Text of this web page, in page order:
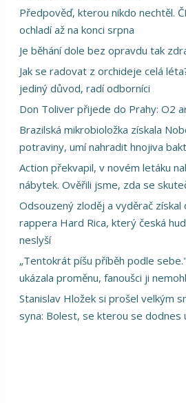
Předpověď, kterou nikdo nechtěl.
ochladí až na konci srpna
Je běhání dole bez opravdu tak
Jak se radovat z orchideje celá
jediný důvod, radí odborníci
Don Toliver přijede do Prahy: O2
Brazilská mikrobioložka získala
potraviny, umí nahradit hnojiva
Action překvapil, v novém letáku
nábytek. Ověřili jsme, zda se
Odsouzený zloděj a vyděrač získal
rappera Hard Rica, který česká
neslyší
„Tentokrát píšu příběh podle
ukázala proměnu, fanoušci ji
Stanislav Hložek si prošel velkým
syna: Bolest, se kterou se dodnes